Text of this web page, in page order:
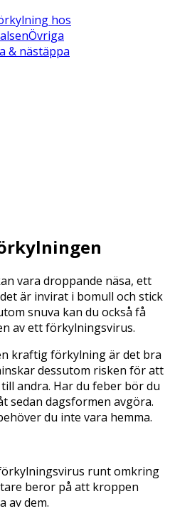
hos
Övriga
& nästäppa
vara droppande näsa, ett
är invirat i bomull och stick
snuva kan du också få
av ett förkylningsvirus.
kraftig förkylning är det bra
dessutom risken för att
andra. Har du feber bör du
sedan dagsformen avgöra.
du inte vara hemma.
runt omkring
beror på att kroppen
av dem.